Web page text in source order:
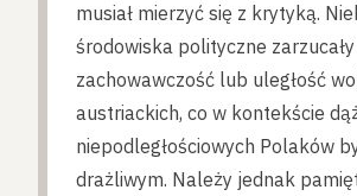
musiał mierzyć się z krytyką.
środowiska polityczne
zachowawczość lub uległość
austriackich, co w kontekście
niepodległościowych Polaków
drażliwym. Należy jednak